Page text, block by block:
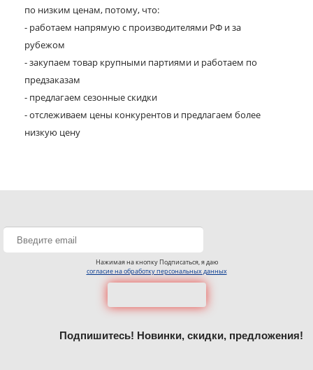
по низким ценам, потому, что:
- работаем напрямую с производителями РФ и за
рубежом
- закупаем товар крупными партиями и работаем по
предзаказам
- предлагаем сезонные скидки
- отслеживаем цены конкурентов и предлагаем более
низкую цену
Нажимая на кнопку Подписаться, я даю
согласие на обработку персональных данных
Подпишитесь! Новинки, скидки, предложения!